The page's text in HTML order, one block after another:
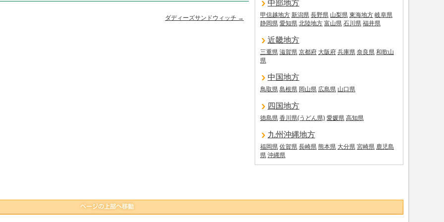
ダディーズサンドウィッチ →
中部地方
甲信越地方 新潟県 長野県 山梨県 東海地方 岐阜県
静岡県 愛知県 北陸地方 富山県 石川県 福井県
近畿地方
三重県 滋賀県 京都府 大阪府 兵庫県 奈良県 和歌山
県
中国地方
鳥取県 島根県 岡山県 広島県 山口県
四国地方
徳島県 香川県(うどん県) 愛媛県 高知県
九州沖縄地方
福岡県 佐賀県 長崎県 熊本県 大分県 宮崎県 鹿児島
県 沖縄県